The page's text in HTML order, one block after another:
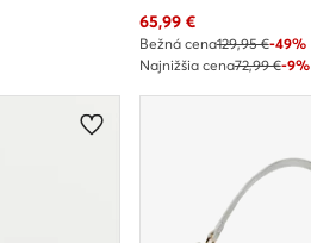
Aktuálna cena
65,99€
Bežná cena129,95 €-49%
Najnižšia cena72,99 €-9%